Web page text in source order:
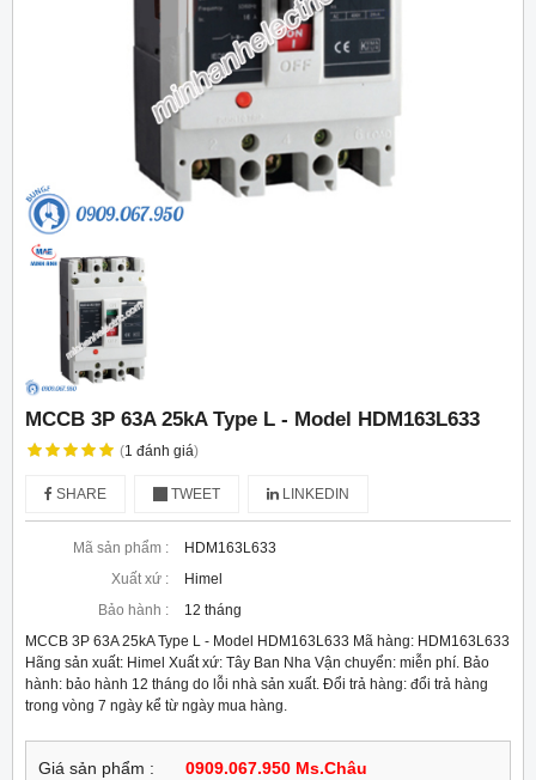
MCCB 3P 63A 25kA Type L - Model HDM163L633
(1 đánh giá)
SHARE TWEET LINKEDIN
Mã sản phẩm :
HDM163L633
Xuất xứ :
Himel
Bảo hành :
12 tháng
MCCB 3P 63A 25kA Type L - Model HDM163L633 Mã hàng: HDM163L633
Hãng sản xuất: Himel Xuất xứ: Tây Ban Nha Vận chuyển: miễn phí. Bảo
hành: bảo hành 12 tháng do lỗi nhà sản xuất. Đổi trả hàng: đổi trả hàng
trong vòng 7 ngày kể từ ngày mua hàng.
Giá sản phẩm : 0909.067.950 Ms.Châu